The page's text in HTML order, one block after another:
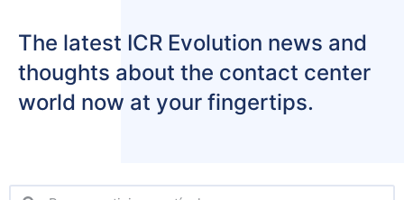
The latest ICR Evolution news and
thoughts about the contact center
world now at your fingertips.